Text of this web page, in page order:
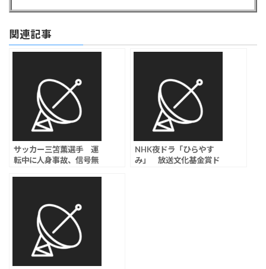
関連記事
サッカー三笘薫選手 運
転中に人身事故、信号無
NHK夜ドラ「ひらやす
み」 放送文化基金賞ド